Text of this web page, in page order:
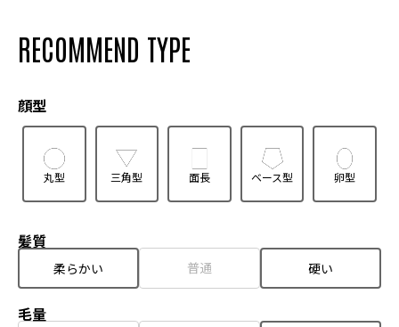
RECOMMEND TYPE
顔型
丸型 三角型 面長 ベース型 卵型
髪質
柔らかい 普通 硬い
毛量